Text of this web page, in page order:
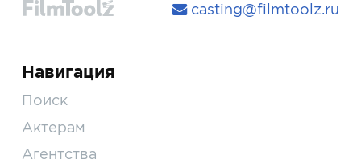
casting@filmtoolz.ru
Навигация
Поиск
Актерам
Агентства